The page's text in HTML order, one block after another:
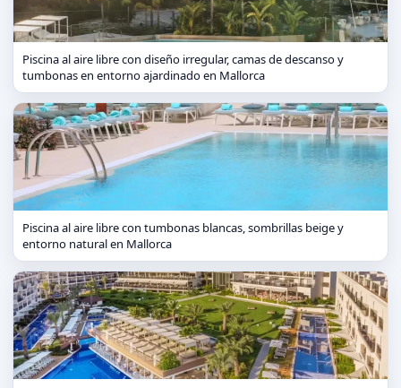
Piscina al aire libre con diseño irregular, camas de descanso y
tumbonas en entorno ajardinado en Mallorca
Piscina al aire libre con tumbonas blancas, sombrillas beige y
entorno natural en Mallorca